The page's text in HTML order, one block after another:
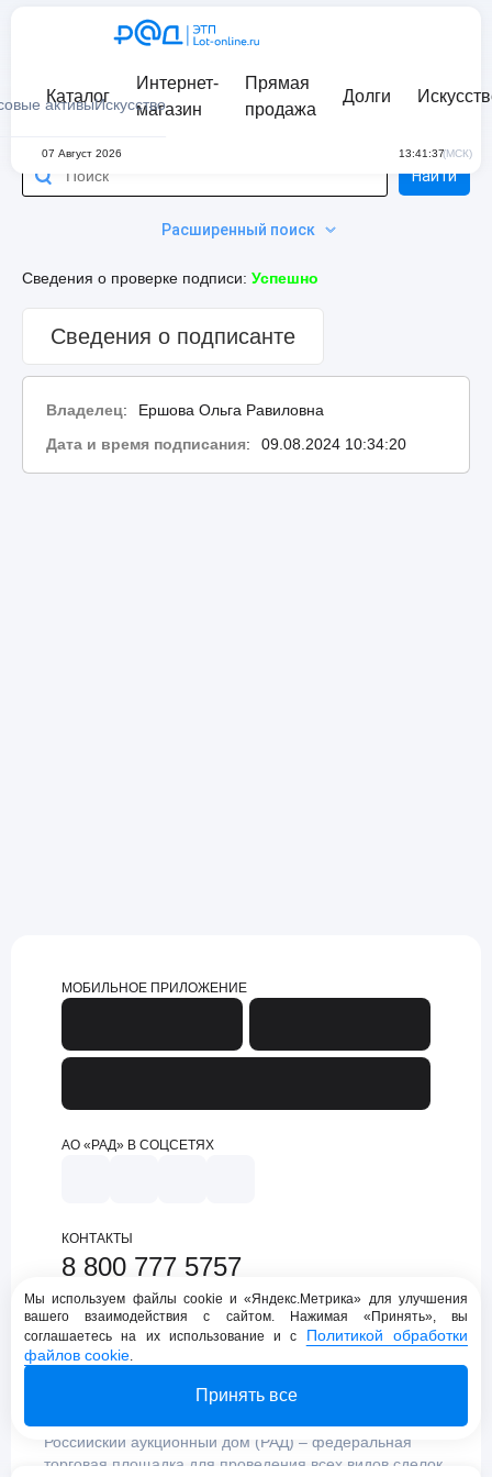
активыИскусство
Каталог
Интернет-
магазин
Прямая
продажа
Долги
07 Август 2026 13:41:37(МСК)
Расширенный поиск
Найти
Сведения о проверке подписи: Успешно
Сведения о подписанте
Владелец:
Ершова Ольга Равиловна
Дата и время подписания: 09.08.2024 10:34:20
МОБИЛЬНОЕ ПРИЛОЖЕНИЕ
АО «РАД» В СОЦСЕТЯХ
КОНТАКТЫ
8 800 777 5757
support@lot-online.ru
Техническая поддержка
Российский аукционный дом (РАД) – федеральная
торговая площадка для проведения всех видов сделок
Мы используем файлы cookie и «Яндекс.Метрика» для улучшения
вашего взаимодействия с сайтом. Нажимая «Принять», вы
соглашаетесь на их использование и с Политикой обработки
файлов cookie.
Принять все